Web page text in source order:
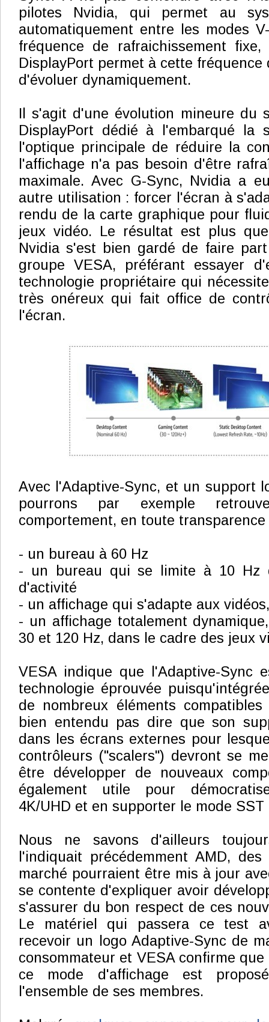
pilotes Nvidia, qui permet au
automatiquement entre les modes
fréquence de rafraichissement
DisplayPort permet à cette
d'évoluer dynamiquement.
Il s'agit d'une évolution mineure du
DisplayPort dédié à l'embarqué la
l'optique principale de réduire la
l'affichage n'a pas besoin d'être
maximale. Avec G-Sync, Nvidia a
autre utilisation : forcer l'écran à
rendu de la carte graphique pour
jeux vidéo. Le résultat est plus
Nvidia s'est bien gardé de faire
groupe VESA, préférant essayer
technologie propriétaire qui
très onéreux qui fait office de
l'écran.
Avec l'Adaptive-Sync, et un support
pourrons par exemple
comportement, en toute
- un bureau à 60 Hz
- un bureau qui se limite à 10 Hz
d'activité
- un affichage qui s'adapte aux
- un affichage totalement
30 et 120 Hz, dans le cadre des jeux
VESA indique que l'Adaptive-Sync
technologie éprouvée
de nombreux éléments
bien entendu pas dire que son
dans les écrans externes pour
contrôleurs ("scalers") devront se
être développer de nouveaux
également utile pour
4K/UHD et en supporter le mode SST
Nous ne savons d'ailleurs
l'indiquait précédemment AMD,
marché pourraient être mis à jour
se contente d'expliquer avoir
s'assurer du bon respect de ces
Le matériel qui passera ce test
recevoir un logo Adaptive-Sync de
consommateur et VESA confirme
ce mode d'affichage est
l'ensemble de ses membres.